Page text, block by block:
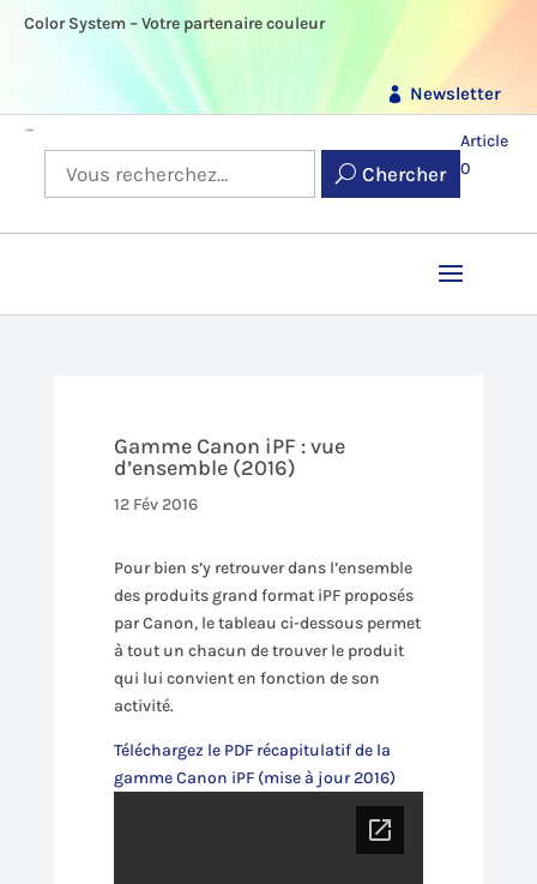
Color System – Votre partenaire couleur
Newsletter
Chercher
Article
0
Gamme Canon iPF : vue
d’ensemble (2016)
12 Fév 2016
Pour bien s’y retrouver dans l’ensemble
des produits grand format iPF proposés
par Canon, le tableau ci-dessous permet
à tout un chacun de trouver le produit
qui lui convient en fonction de son
activité.
Téléchargez le PDF récapitulatif de la
gamme Canon iPF (mise à jour 2016)